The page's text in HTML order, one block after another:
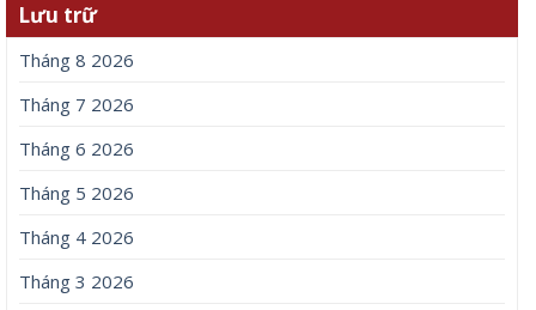
Lưu trữ
Tháng 8 2026
Tháng 7 2026
Tháng 6 2026
Tháng 5 2026
Tháng 4 2026
Tháng 3 2026